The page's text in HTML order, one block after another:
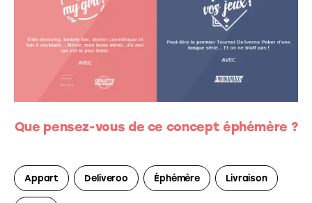
Que pensez-vous de ce concept éphémère ?
Appart Deliveroo Éphémère Livraison